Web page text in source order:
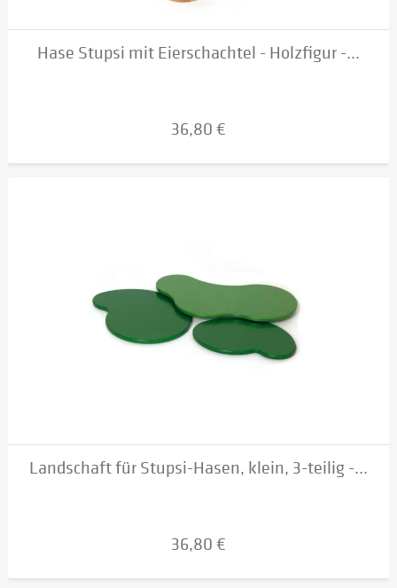
Hase Stupsi mit Eierschachtel - Holzfigur -...
36,80 €
Landschaft für Stupsi-Hasen, klein, 3-teilig -...
36,80 €